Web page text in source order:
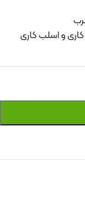
و اسلب کاری